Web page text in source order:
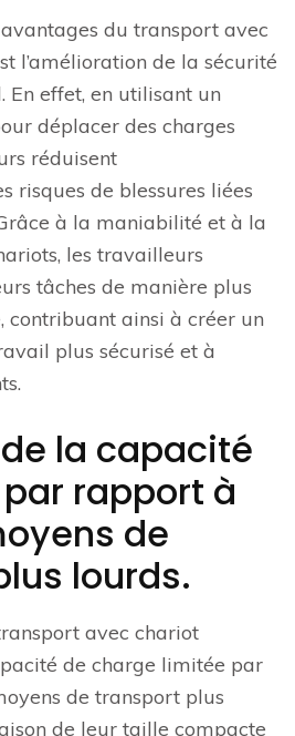
du transport avec
l’amélioration de la sécurité
effet, en utilisant un
déplacer des charges
réduisent
risques de blessures liées
à la maniabilité et à la
les travailleurs
tâches de manière plus
contribuant ainsi à créer un
plus sécurisé et à
la capacité
rapport à
de
lourds.
avec chariot
de charge limitée par
de transport plus
de leur taille compacte